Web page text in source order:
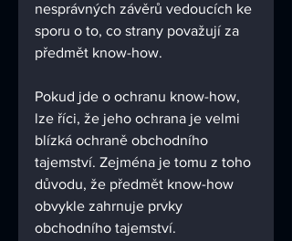
nesprávných závěrů vedoucích ke
sporu o to, co strany považují za
předmět know-how.
Pokud jde o ochranu know-how,
lze říci, že jeho ochrana je velmi
blízká ochraně obchodního
tajemství. Zejména je tomu z toho
důvodu, že předmět know-how
obvykle zahrnuje prvky
obchodního tajemství.